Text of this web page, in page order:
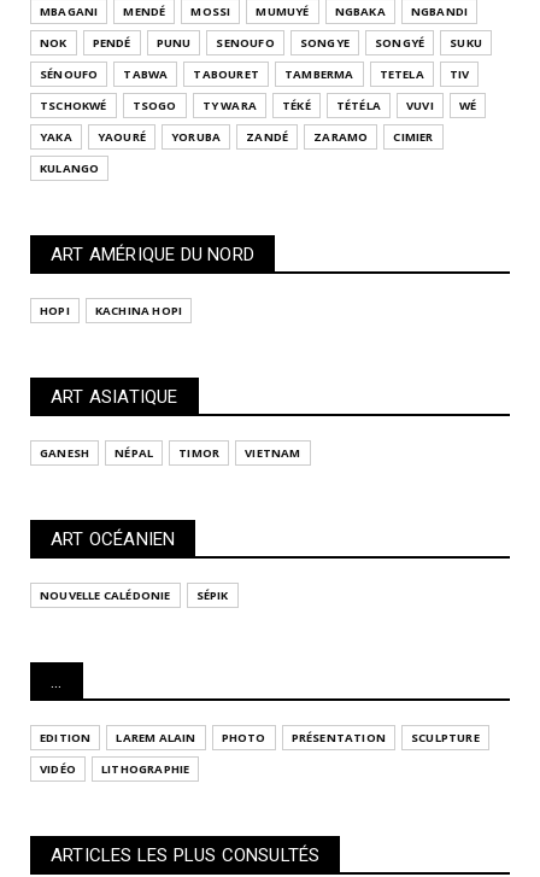
MBAGANI
MENDÉ MOSSI MUMUYÉ NGBAKA
NGBANDI
NOK
PENDÉ PUNU SENOUFO SONGYE SONGYÉ
SUKU
SÉNOUFO
TABWA TABOURET TAMBERMA TETELA
TIV
TSCHOKWÉ
TSOGO TY WARA TÉKÉ TÉTÉLA VUVI
WÉ
YAKA
YAOURÉ YORUBA ZANDÉ ZARAMO
CIMIER
KULANGO
ART AMÉRIQUE DU NORD
HOPI KACHINA HOPI
ART ASIATIQUE
GANESH NÉPAL TIMOR VIETNAM
ART OCÉANIEN
NOUVELLE CALÉDONIE SÉPIK
...
EDITION LAREM ALAIN PHOTO PRÉSENTATION
SCULPTURE
VIDÉO
LITHOGRAPHIE
ARTICLES LES PLUS CONSULTÉS